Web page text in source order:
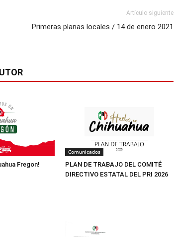
Artículo siguiente
Primeras planas locales / 14 de enero 2021
Fregon!
Comunicados
PLAN DE TRABAJO DEL COMITÉ
DIRECTIVO ESTATAL DEL PRI 2026